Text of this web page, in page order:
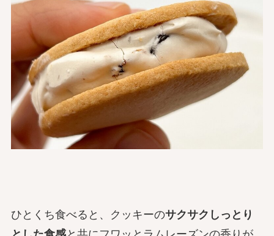
ひとくち食べると、クッキーのサクサクしっとり